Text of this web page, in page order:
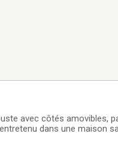
avec côtés amovibles,
dans une maison